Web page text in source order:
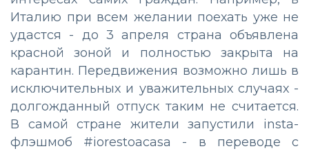
Италию при всем желании поехать уже не
удастся - до 3 апреля страна объявлена
красной зоной и полностью закрыта на
карантин. Передвижения возможно лишь в
исключительных и уважительных случаях -
долгожданный отпуск таким не считается.
В самой стране жители запустили insta-
флэшмоб #iorestoacasa - в переводе с